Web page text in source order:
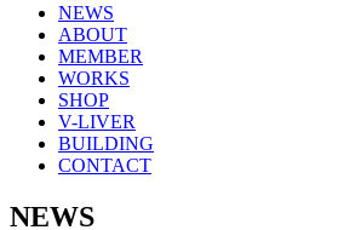
NEWS
ABOUT
MEMBER
WORKS
SHOP
V-LIVER
BUILDING
CONTACT
NEWS